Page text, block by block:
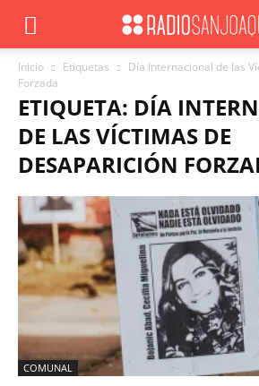
Inicio Etiquetas
Día Internacional de las
Forzada
ETIQUETA: DÍA
DE LAS VÍCTIMAS DE
DESAPARICIÓN
COMUNAL